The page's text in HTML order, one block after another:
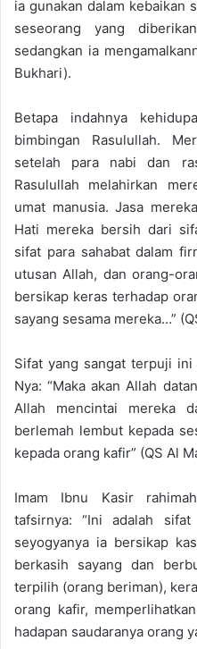
ia gunakan dalam kebaikan
seseorang yang
sedangkan ia
Bukhari).
Betapa indahnya
bimbingan Rasulullah.
setelah para nabi dan
Rasulullah melahirkan
umat manusia. Jasa
Hati mereka bersih dari
sifat para sahabat dalam
utusan Allah, dan orang-
bersikap keras terhadap
sayang sesama mereka…”
Sifat yang sangat terpuji
Nya: “Maka akan Allah
Allah mencintai mereka
berlemah lembut kepada
kepada orang kafir” (QS Al
Imam Ibnu Kasir
tafsirnya: “Ini adalah
seyogyanya ia bersikap
berkasih sayang dan
terpilih (orang beriman),
orang kafir,
hadapan saudaranya orang